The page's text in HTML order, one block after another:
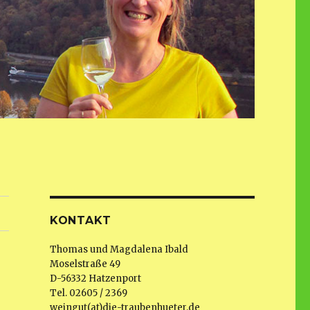
KONTAKT
Thomas und Magdalena Ibald
Moselstraße 49
D-56332 Hatzenport
Tel. 02605 / 2369